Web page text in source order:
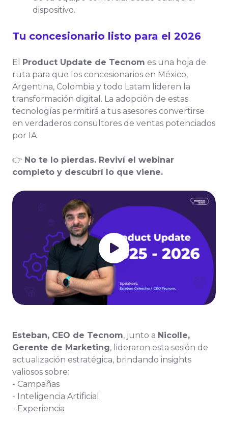
dispositivo.
Tu concesionario listo para el 2026
El Product Update de Tecnom es una hoja de
ruta para que los concesionarios en México,
Argentina, Colombia y todo Latam lideren la
transformación digital. La adopción de estas
tecnologías permitirá a tus asesores convertirse
en verdaderos consultores de ventas potenciados
por IA.
👉 No te lo pierdas. Reviví el webinar
completo y descubrí lo que viene.
Esteban, CEO de Tecnom, junto a Nicolle,
Gerente de Marketing, lideraron esta sesión de
actualización estratégica, brindando insights
valiosos sobre:
- Campañas
- Inteligencia Artificial
- Experiencia